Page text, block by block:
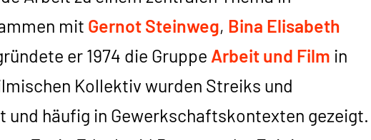
mit Gernot Steinweg, Bina Elisabeth
er 1974 die Gruppe Arbeit und Film in
Kollektiv wurden Streiks und
häufig in Gewerkschaftskontexten gezeigt.